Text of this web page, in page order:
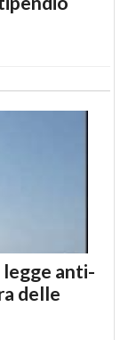
legge anti-
delle